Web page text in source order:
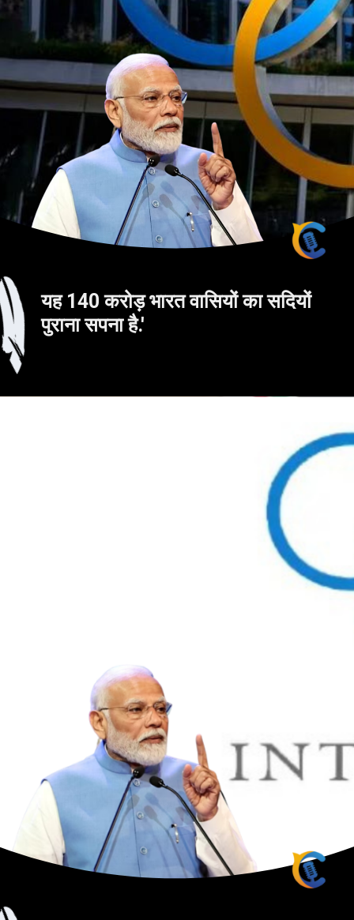
यह 140 करोड़ भारत वासियों का सदियों
पुराना सपना है.'